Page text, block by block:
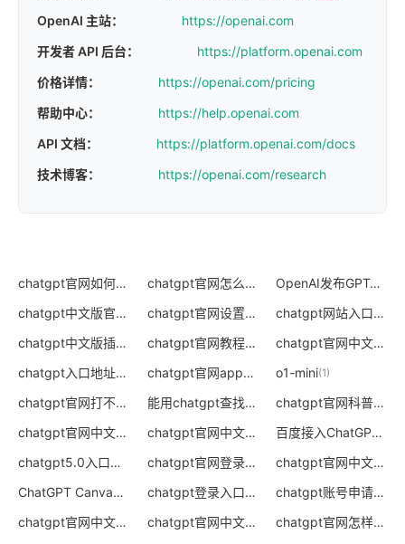
OpenAI 主站：
https://openai.com
开发者 API 后台：
https://platform.openai.com
价格详情：
https://openai.com/pricing
帮助中心：
https://help.openai.com
API 文档：
https://platform.openai.com/docs
技术博客：
https://openai.com/research
chatgpt官网如何登录 (0) chatgpt官网怎么登陆 (0) OpenAI发布GPT40
chatgpt中文版官网下载 (0) chatgpt官网设置中文 (0) chatgpt网站入口
(0)
chatgpt中文版插件下载 (1) chatgpt官网教程
(2) chatgpt官网中文版ios
chatgpt入口地址
(0) chatgpt官网app下载 (0)
o1-mini(1)
chatgpt官网打不开怎么办 (0) 能用chatgpt查找地址吗 (0) chatgpt官网科普
(0)
chatgpt官网中文版下载手机版 (0) chatgpt官网中文版入口 (0) 百度接入ChatGPT(1)
chatgpt5.0入口在哪 (0) chatgpt官网登录入口在哪里 (0)
chatgpt官网中文版mac
ChatGPT Canvas(2) chatgpt登录入口在哪 (1) chatgpt账号申请官网
chatgpt官网中文版论文 (0) chatgpt官网中文版知乎 (0) chatgpt官网怎样下载